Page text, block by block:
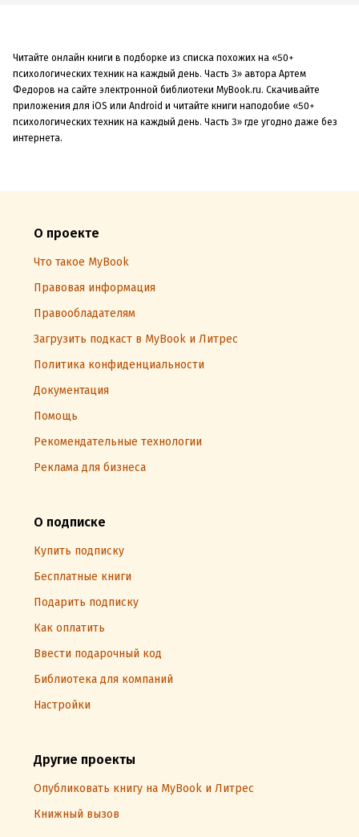
Читайте онлайн книги в подборке из списка похожих на «50+
психологических техник на каждый день. Часть 3» автора Артем
Федоров на сайте электронной библиотеки MyBook.ru. Скачивайте
приложения для iOS или Android и читайте книги наподобие «50+
психологических техник на каждый день. Часть 3» где угодно даже без
интернета.
О проекте
Что такое MyBook
Правовая информация
Правообладателям
Загрузить подкаст в MyBook и Литрес
Политика конфиденциальности
Документация
Помощь
Рекомендательные технологии
Реклама для бизнеса
О подписке
Купить подписку
Бесплатные книги
Подарить подписку
Как оплатить
Ввести подарочный код
Библиотека для компаний
Настройки
Другие проекты
Опубликовать книгу на MyBook и Литрес
Книжный вызов